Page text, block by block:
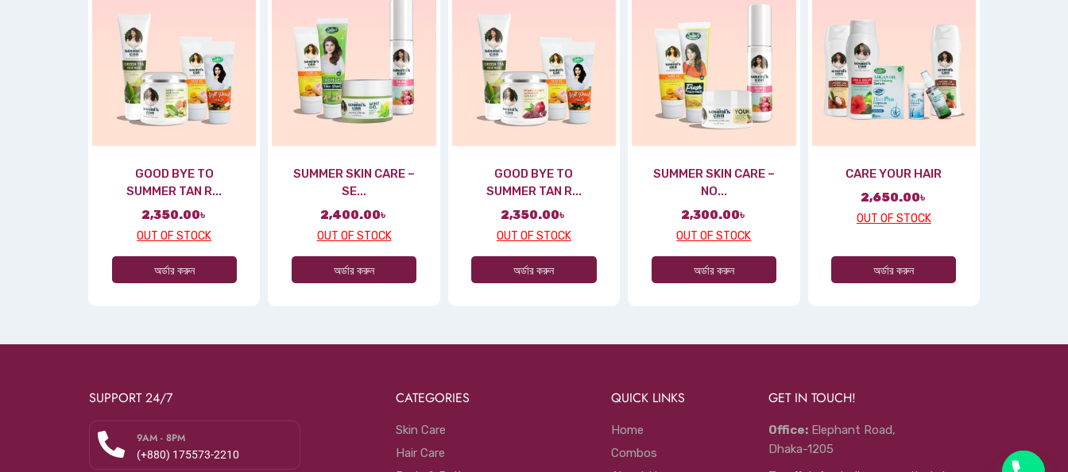
GOOD BYE TO
SUMMER TAN R...
2,350.00৳
OUT OF STOCK
অর্ডার করুন
SUMMER SKIN CARE –
SE...
2,400.00৳
OUT OF STOCK
অর্ডার করুন
GOOD BYE TO
SUMMER TAN R...
2,350.00৳
OUT OF STOCK
অর্ডার করুন
SUMMER SKIN CARE –
NO...
2,300.00৳
OUT OF STOCK
অর্ডার করুন
CARE YOUR HAIR
2,650.00৳
OUT OF STOCK
অর্ডার করুন
SUPPORT 24/7
9AM - 8PM
(+880) 175573-2210
CATEGORIES
Skin Care
Hair Care
QUICK LINKS
Home
Combos
GET IN TOUCH!
Office:Elephant Road,
Dhaka-1205